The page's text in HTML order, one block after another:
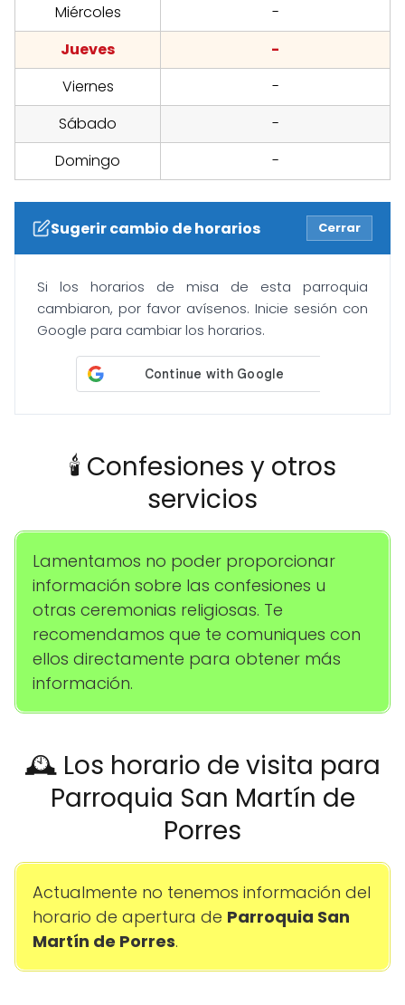
Miércoles
-
Jueves
-
Viernes
-
Sábado
-
Domingo
-
Sugerir cambio de horarios Cerrar
Si los horarios de misa de esta parroquia
cambiaron, por favor avísenos. Inicie sesión con
Google para cambiar los horarios.
🕯️ Confesiones y otros
servicios
Lamentamos no poder proporcionar
información sobre las confesiones u
otras ceremonias religiosas. Te
recomendamos que te comuniques con
ellos directamente para obtener más
información.
🕰️ Los horario de visita para
Parroquia San Martín de
Porres
Actualmente no tenemos información del
horario de apertura de Parroquia San
Martín de Porres.